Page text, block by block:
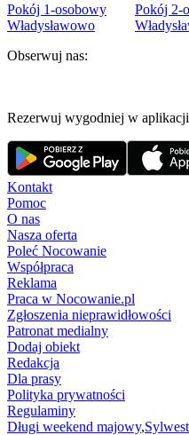
Pokój 1-osobowy
Władysławowo
Pokój 2-
Obserwuj nas:
Rezerwuj wygodniej w aplikacji
Kontakt
Pomoc
O nas
Nasza oferta
Poleć Nocowanie
Współpraca
Reklama
Praca w Nocowanie.pl
Zgłoszenia nieprawidłowości
Patronat medialny
Dodaj obiekt
Redakcja
Dla prasy
Polityka prywatności
Regulaminy
Długi weekend majowy,